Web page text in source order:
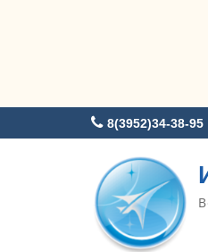
к
8(3952)34-38-95